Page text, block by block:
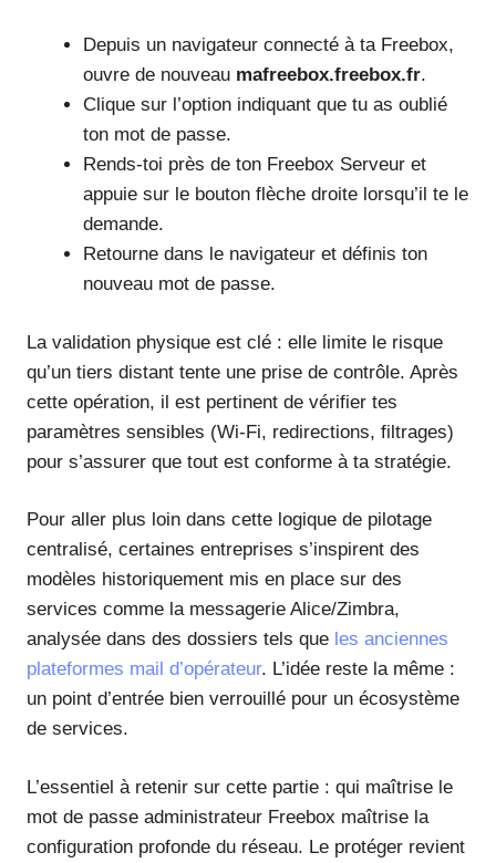
Depuis un navigateur connecté à ta Freebox,
ouvre de nouveau mafreebox.freebox.fr.
Clique sur l’option indiquant que tu as oublié
ton mot de passe.
Rends-toi près de ton Freebox Serveur et
appuie sur le bouton flèche droite lorsqu’il te le
demande.
Retourne dans le navigateur et définis ton
nouveau mot de passe.
La validation physique est clé : elle limite le risque
qu’un tiers distant tente une prise de contrôle. Après
cette opération, il est pertinent de vérifier tes
paramètres sensibles (Wi-Fi, redirections, filtrages)
pour s’assurer que tout est conforme à ta stratégie.
Pour aller plus loin dans cette logique de pilotage
centralisé, certaines entreprises s’inspirent des
modèles historiquement mis en place sur des
services comme la messagerie Alice/Zimbra,
analysée dans des dossiers tels que les anciennes
plateformes mail d’opérateur. L’idée reste la même :
un point d’entrée bien verrouillé pour un écosystème
de services.
L’essentiel à retenir sur cette partie : qui maîtrise le
mot de passe administrateur Freebox maîtrise la
configuration profonde du réseau. Le protéger revient